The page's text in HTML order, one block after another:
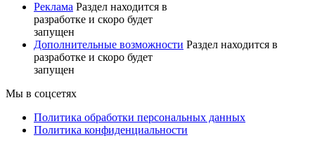
Реклама Раздел находится в
разработке и скоро будет
запущен
Дополнительные возможности Раздел находится в
разработке и скоро будет
запущен
Мы в соцсетях
Политика обработки персональных данных
Политика конфиденциальности